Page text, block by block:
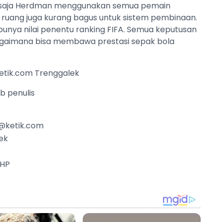
Herdman menggunakan semua pemain
juga kurang bagus untuk sistem pembinaan.
nilai penentu ranking FIFA. Semua keputusan
bisa membawa prestasi sepak bola
Trenggalek
penulis